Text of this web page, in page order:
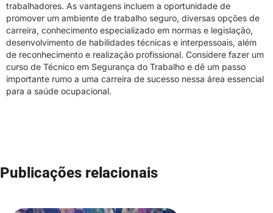
trabalhadores. As vantagens incluem a oportunidade de
promover um ambiente de trabalho seguro, diversas opções de
carreira, conhecimento especializado em normas e legislação,
desenvolvimento de habilidades técnicas e interpessoais, além
de reconhecimento e realização profissional. Considere fazer um
curso de Técnico em Segurança do Trabalho e dê um passo
importante rumo a uma carreira de sucesso nessa área essencial
para a saúde ocupacional.
Publicações relacionais